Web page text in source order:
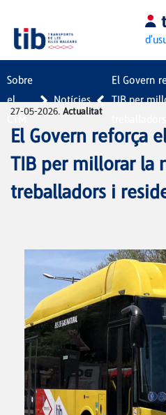
Sobre
el
CTM
Notícies
El Govern
TIB per
27-05-2026. Actualitat
El Govern reforça
TIB per millorar la
treballadors i